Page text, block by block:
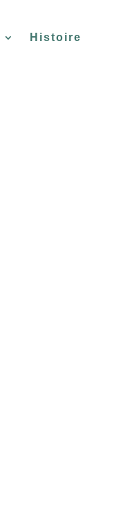
Histoire